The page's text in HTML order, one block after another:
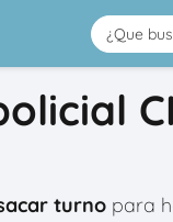
turno para